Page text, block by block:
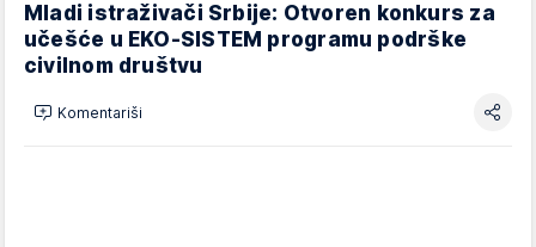
Mladi istraživači Srbije: Otvoren konkurs za
učešće u EKO-SISTEM programu podrške
civilnom društvu
Komentariši